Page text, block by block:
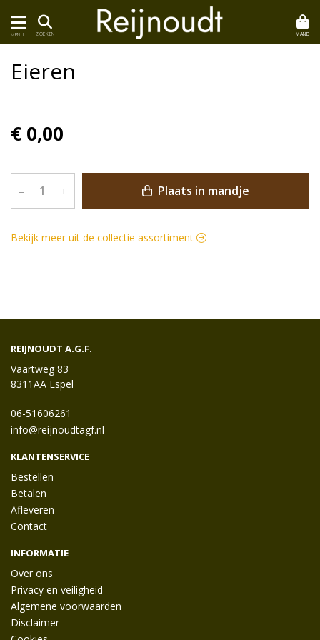
MENU ZOEKEN MAND
Eieren
€ 0,00
– + Plaats in mandje
Bekijk meer uit de collectie assortiment
REIJNOUDT A.G.F.
Vaartweg 83
8311AA Espel
06-51606261
info@reijnoudtagf.nl
KLANTENSERVICE
Bestellen
Betalen
Afleveren
Contact
INFORMATIE
Over ons
Privacy en veiligheid
Algemene voorwaarden
Disclaimer